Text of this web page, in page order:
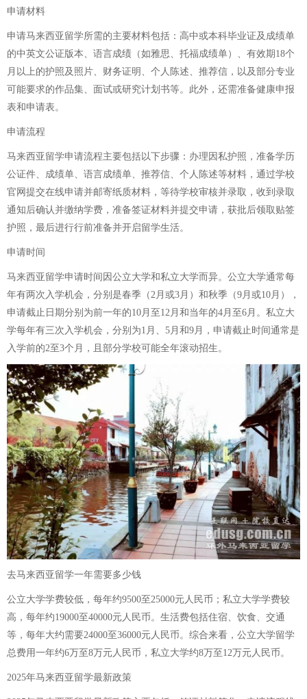
申请材料
申请马来西亚留学所需的主要材料包括：高中或本科毕业证及成绩单
的中英文公证版本、语言成绩（如雅思、托福成绩单）、有效期18个
月以上的护照及照片、财务证明、个人陈述、推荐信，以及部分专业
可能要求的作品集、面试或研究计划书等。此外，还需准备健康申报
表和申请表。
申请流程
马来西亚留学申请流程主要包括以下步骤：办理因私护照，准备学历
公证件、成绩单、语言成绩单、推荐信、个人陈述等材料，通过学校
官网提交在线申请并邮寄纸质材料，等待学校审核并录取，收到录取
通知后确认并缴纳学费，准备签证材料并提交申请，获批后领取贴签
护照，最后进行行前准备并开启留学生活。
申请时间
马来西亚留学申请时间因公立大学和私立大学而异。公立大学通常每
年有两次入学机会，分别是春季（2月或3月）和秋季（9月或10月），
申请截止日期分别为前一年的10月至12月和当年的4月至6月。私立大
学每年有三次入学机会，分别为1月、5月和9月，申请截止时间通常是
入学前的2至3个月，且部分学校可能全年滚动招生。
去马来西亚留学一年需要多少钱
公立大学学费较低，每年约9500至25000元人民币；私立大学学费较
高，每年约19000至40000元人民币。生活费包括住宿、饮食、交通
等，每年大约需要24000至36000元人民币。综合来看，公立大学留学
总费用一年约6万至8万元人民币，私立大学约8万至12万元人民币。
2025年马来西亚留学最新政策